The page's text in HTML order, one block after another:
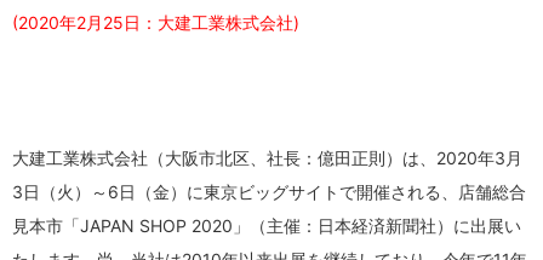
(2020年2月25日：大建工業株式会社)
大建工業株式会社（大阪市北区、社長：億田正則）は、2020年3月
3日（火）～6日（金）に東京ビッグサイトで開催される、店舗総合
見本市「JAPAN SHOP 2020」（主催：日本経済新聞社）に出展い